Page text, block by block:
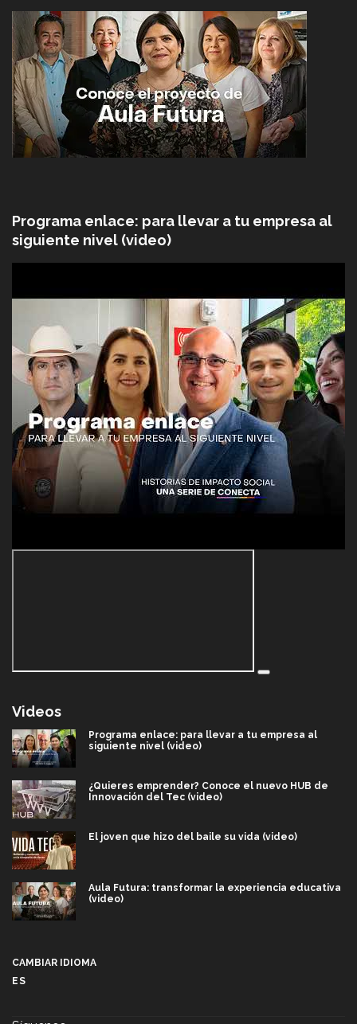
Programa enlace: para llevar a tu empresa al
siguiente nivel (video)
Videos
Programa enlace: para llevar a tu empresa al
siguiente nivel (video)
¿Quieres emprender? Conoce el nuevo HUB de
Innovación del Tec (video)
El joven que hizo del baile su vida (video)
Aula Futura: transformar la experiencia educativa
(video)
CAMBIAR IDIOMA
ES